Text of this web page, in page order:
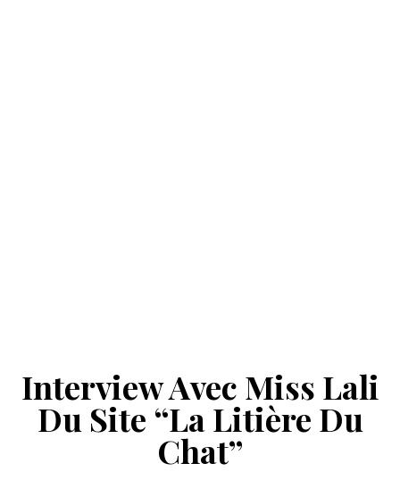
Interview Avec Miss Lali
Du Site “La Litière Du
Chat”